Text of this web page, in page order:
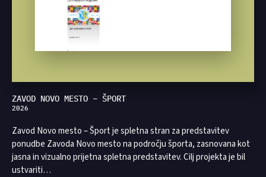
ZAVOD NOVO MESTO – ŠPORT
2026
Zavod Novo mesto – Šport je spletna stran za predstavitev
ponudbe Zavoda Novo mesto na področju športa, zasnovana kot
jasna in vizualno prijetna spletna predstavitev. Cilj projekta je bil
ustvariti…